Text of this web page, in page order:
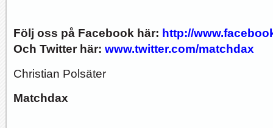
Följ oss på Facebook här: http://
Och Twitter här: www.twitter.com/matchdax
Christian Polsäter
Matchdax